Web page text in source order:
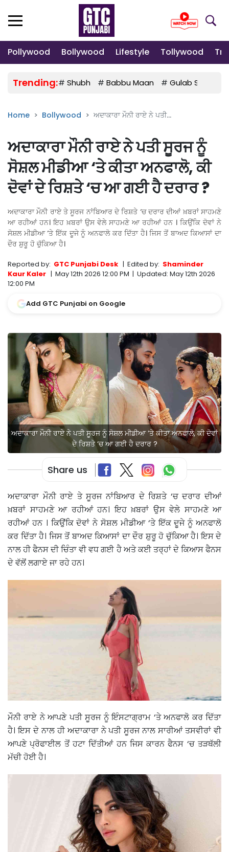
Pollywood Bollywood Lifestyle Tollywood
Trending:# Shubh # Babbu Maan # Gulab Sidhu
Home Bollywood ਅਦਾਕਾਰਾ ਮੌਨੀ ਰਾਏ ਨੇ ਪਤੀ...
ਅਦਾਕਾਰਾ ਮੌਨੀ ਰਾਏ ਨੇ ਪਤੀ ਸੂਰਜ ਨੂੰ
ਸੋਸ਼ਲ ਮੀਡੀਆ ‘ਤੇ ਕੀਤਾ ਅਨਫਾਲੋ, ਕੀ
ਦੋਵਾਂ ਦੇ ਰਿਸ਼ਤੇ ‘ਚ ਆ ਗਈ ਹੈ ਦਰਾਰ ?
ਅਦਾਕਾਰਾ ਮੌਨੀ ਰਾਏ ਤੇ ਸੂਰਜ ਨਾਂਬਿਆਰ ਦੇ ਰਿਸ਼ਤੇ ‘ਚ ਦਰਾਰ ਦੀਆਂ ਖ਼ਬਰਾਂ ਸਾਹਮਣੇ
ਆ ਰਹੀਆਂ ਹਨ। ਇਹ ਖ਼ਬਰਾਂ ਉਸ ਵੇਲੇ ਸਾਹਮਣੇ ਆ ਰਹੀਆਂ ਹਨ । ਕਿਉਂਕਿ ਦੋਵਾਂ ਨੇ
ਸੋਸ਼ਲ ਮੀਡੀਆ ‘ਤੇ ਇੱਕ ਦੂਜੇ ਨੂੰ ਅਨਫਾਲੋ ਕਰ ਦਿੱਤਾ ਹੈ। ਜਿਸ ਤੋਂ ਬਾਅਦ ਕਿਆਸਾਂ ਦਾ
ਦੌਰ ਸ਼ੁਰੂ ਹੋ ਚੁੱਕਿਆ ਹੈ।
Reported by: GTC Punjabi Desk | Edited by: Shaminder
Kaur Kaler | May 12th 2026 12:00 PM | Updated: May 12th 2026
12:00 PM
Add GTC Punjabi on Google
ਅਦਾਕਾਰਾ ਮੌਨੀ ਰਾਏ ਨੇ ਪਤੀ ਸੂਰਜ ਨੂੰ ਸੋਸ਼ਲ ਮੀਡੀਆ ‘ਤੇ ਕੀਤਾ ਅਨਫਾਲੋ, ਕੀ ਦੋਵਾਂ
ਦੇ ਰਿਸ਼ਤੇ ‘ਚ ਆ ਗਈ ਹੈ ਦਰਾਰ ?
Share us
ਅਦਾਕਾਰਾ ਮੌਨੀ ਰਾਏ ਤੇ ਸੂਰਜ ਨਾਂਬਿਆਰ ਦੇ ਰਿਸ਼ਤੇ ‘ਚ ਦਰਾਰ ਦੀਆਂ
ਖ਼ਬਰਾਂ ਸਾਹਮਣੇ ਆ ਰਹੀਆਂ ਹਨ। ਇਹ ਖ਼ਬਰਾਂ ਉਸ ਵੇਲੇ ਸਾਹਮਣੇ ਆ
ਰਹੀਆਂ ਹਨ । ਕਿਉਂਕਿ ਦੋਵਾਂ ਨੇ ਸੋਸ਼ਲ ਮੀਡੀਆ ‘ਤੇ ਇੱਕ ਦੂਜੇ ਨੂੰ ਅਨਫਾਲੋ
ਕਰ ਦਿੱਤਾ ਹੈ। ਜਿਸ ਤੋਂ ਬਾਅਦ ਕਿਆਸਾਂ ਦਾ ਦੌਰ ਸ਼ੁਰੂ ਹੋ ਚੁੱਕਿਆ ਹੈ। ਇਸ ਦੇ
ਨਾਲ ਹੀ ਫੈਨਸ ਦੀ ਚਿੰਤਾ ਵੀ ਵਧ ਗਈ ਹੈ ਅਤੇ ਕਈ ਤਰ੍ਹਾਂ ਦੇ ਕਿਆਸ ਫੈਨਸ
ਦੇ ਵੱਲੋਂ ਲਗਾਏ ਜਾ ਰਹੇ ਹਨ।
ਮੌਨੀ ਰਾਏ ਨੇ ਆਪਣੇ ਪਤੀ ਸੂਰਜ ਨੂੰ ਇੰਸਟਾਗ੍ਰਾਮ ‘ਤੇ ਅਨਫਾਲੋ ਕਰ ਦਿੱਤਾ
ਹੈ। ਇਸ ਦੇ ਨਾਲ ਹੀ ਅਦਾਕਾਰਾ ਨੇ ਪਤੀ ਸੂਰਜ ਨਾਲ ਸਾਰੀਆਂ ਤਸਵੀਰਾਂ ਵੀ
ਆਪਣੇ ਪ੍ਰੋਫਾਈਲ ਤੋਂ ਹਟਾ ਦਿੱਤੀਆਂ ਹਨ ਜਿਸ ਕਾਰਨ ਫੈਨਸ ‘ਚ ਤੜਥੱਲੀ
ਮੱਚੀ ਹੋਈ ਹੈ।